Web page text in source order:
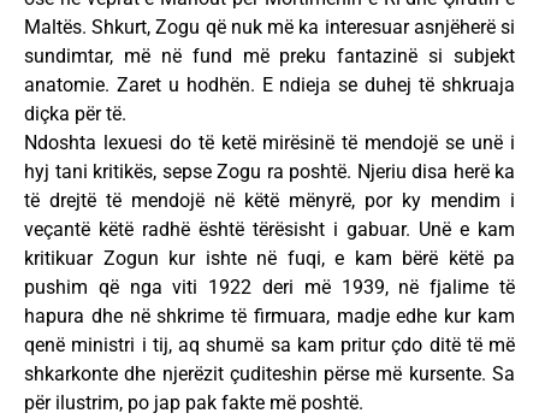
Maltës. Shkurt, Zogu që nuk më ka interesuar asnjëherë si
sundimtar, më në fund më preku fantazinë si subjekt
anatomie. Zaret u hodhën. E ndieja se duhej të shkruaja
diçka për të.
Ndoshta lexuesi do të ketë mirësinë të mendojë se unë i
hyj tani kritikës, sepse Zogu ra poshtë. Njeriu disa herë ka
të drejtë të mendojë në këtë mënyrë, por ky mendim i
veçantë këtë radhë është tërësisht i gabuar. Unë e kam
kritikuar Zogun kur ishte në fuqi, e kam bërë këtë pa
pushim që nga viti 1922 deri më 1939, në fjalime të
hapura dhe në shkrime të firmuara, madje edhe kur kam
qenë ministri i tij, aq shumë sa kam pritur çdo ditë të më
shkarkonte dhe njerëzit çuditeshin përse më kursente. Sa
për ilustrim, po jap pak fakte më poshtë.